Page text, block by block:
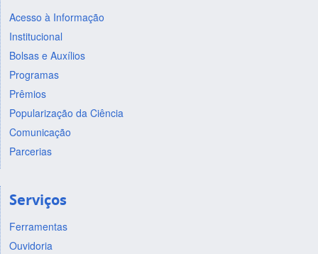
Acesso à Informação
Institucional
Bolsas e Auxílios
Programas
Prêmios
Popularização da Ciência
Comunicação
Parcerias
Serviços
Ferramentas
Ouvidoria